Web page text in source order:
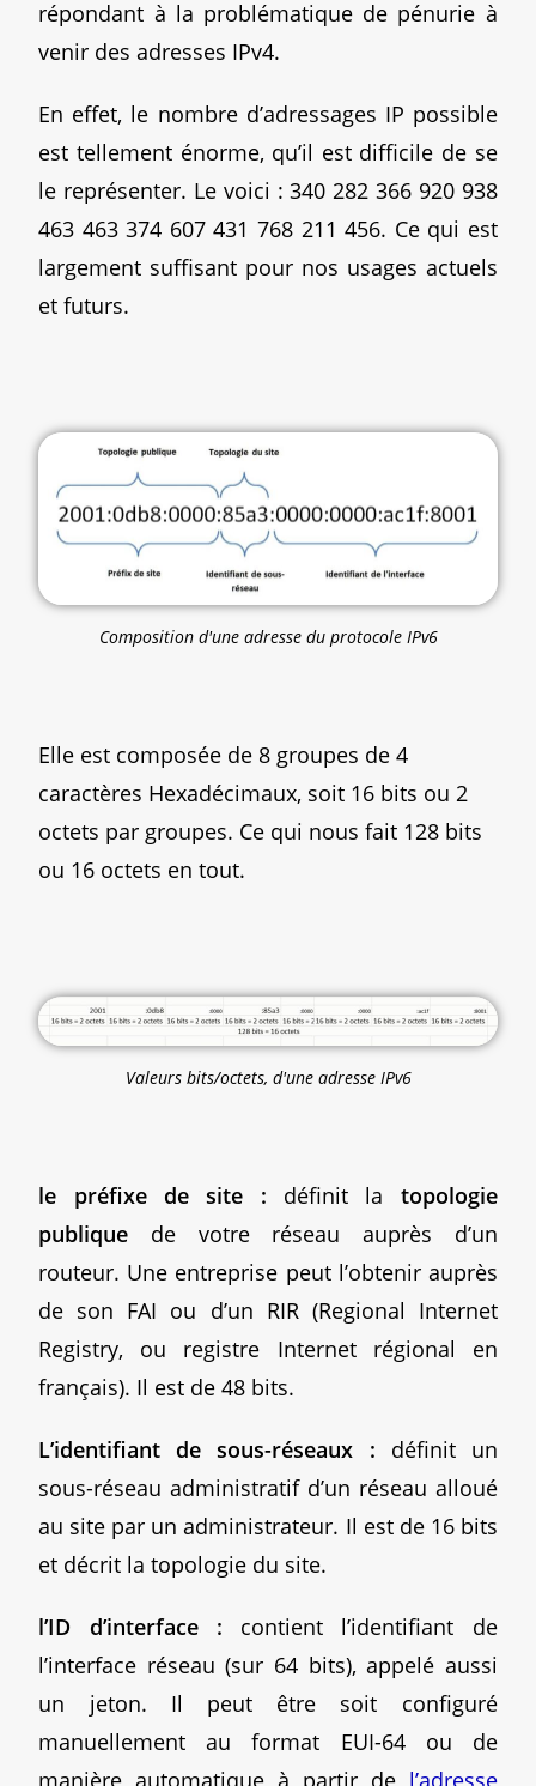
répondant à la problématique de pénurie à
venir des adresses IPv4.
En effet, le nombre d’adressages IP possible
est tellement énorme, qu’il est difficile de se
le représenter. Le voici : 340 282 366 920 938
463 463 374 607 431 768 211 456. Ce qui est
largement suffisant pour nos usages actuels
et futurs.
Composition d'une adresse du protocole IPv6
Elle est composée de 8 groupes de 4
caractères Hexadécimaux, soit 16 bits ou 2
octets par groupes. Ce qui nous fait 128 bits
ou 16 octets en tout.
Valeurs bits/octets, d'une adresse IPv6
le préfixe de site : définit la topologie
publique de votre réseau auprès d’un
routeur. Une entreprise peut l’obtenir auprès
de son FAI ou d’un RIR (Regional Internet
Registry, ou registre Internet régional en
français). Il est de 48 bits.
L’identifiant de sous-réseaux : définit un
sous-réseau administratif d’un réseau alloué
au site par un administrateur. Il est de 16 bits
et décrit la topologie du site.
l’ID d’interface : contient l’identifiant de
l’interface réseau (sur 64 bits), appelé aussi
un jeton. Il peut être soit configuré
manuellement au format EUI-64 ou de
manière automatique à partir de l’adresse